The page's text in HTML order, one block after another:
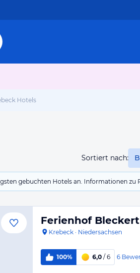
Hotels
Sortiert nach:
gebuchten Hotels an. Informationen
Ferienhof Bleckert
Krebeck · Niedersachsen
100% 6,0 / 6 6